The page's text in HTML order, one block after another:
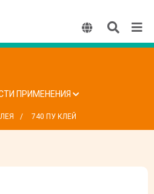
ПРИМЕНЕНИЯ
740 ПУ КЛЕЙ